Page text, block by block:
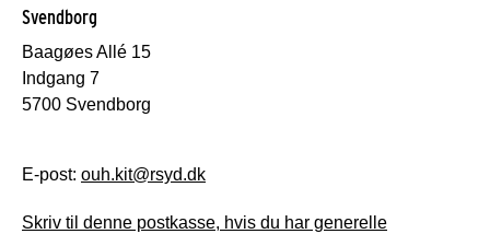
Svendborg
Baagøes Allé 15
Indgang 7
5700 Svendborg
E-post: ouh.kit@rsyd.dk
Skriv til denne postkasse, hvis du har generelle